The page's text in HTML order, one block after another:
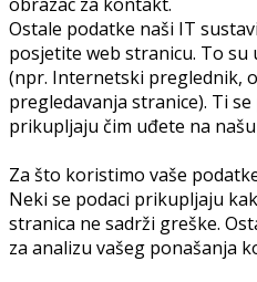
Ostale podatke naši IT
posjetite web stranicu. To
(npr. Internetski preglednik,
pregledavanja stranice). Ti
prikupljaju čim uđete na
Za što koristimo vaše
Neki se podaci prikupljaju
stranica ne sadrži greške.
za analizu vašeg ponašanja